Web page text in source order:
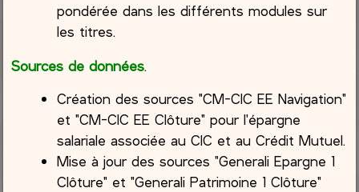
pondérée dans les différents modules sur
les titres.
Sources de données.
Création des sources "CM-CIC EE Navigation"
et "CM-CIC EE Clôture" pour l'épargne
salariale associée au CIC et au Crédit Mutuel.
Mise à jour des sources "Generali Epargne 1
Clôture" et "Generali Patrimoine 1 Clôture"